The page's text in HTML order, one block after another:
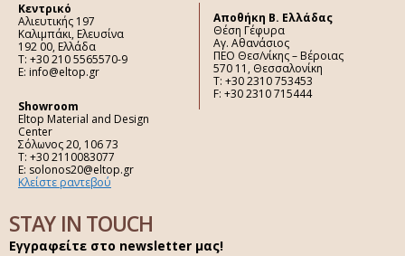
Κεντρικό
Αλιευτικής 197
Καλιμπάκι, Ελευσίνα
192 00, Ελλάδα
Τ: +30 210 5565570-9
E: info@eltop.gr
Showroom
Eltop Material and Design
Center
Σόλωνος 20, 106 73
Τ: +30 2110083077
E: solonos20@eltop.gr
Κλείστε ραντεβού
Aποθήκη Β. Ελλάδας
Θέση Γέφυρα
Αγ. Αθανάσιος
ΠΕΟ Θεσ/νίκης – Βέροιας
570 11, Θεσσαλονίκη
Τ: +30 2310 753453
F: +30 2310 715444
STAY IN TOUCH
Εγγραφείτε στο newsletter μας!